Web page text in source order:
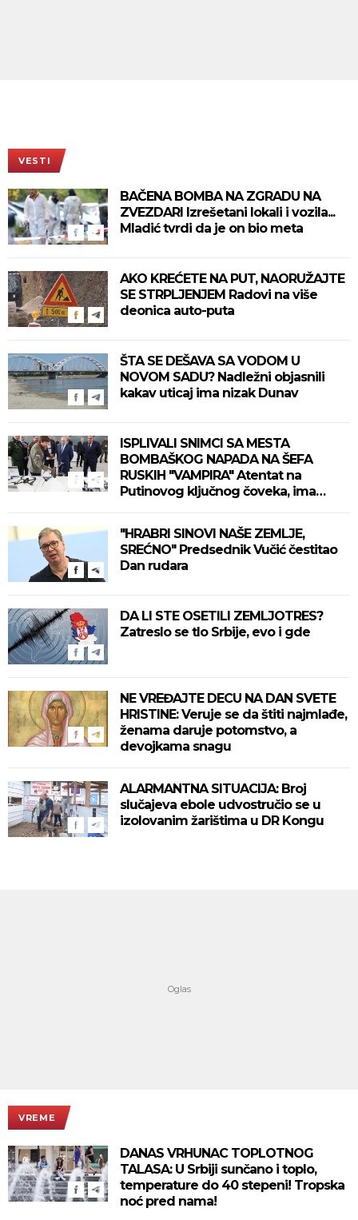
VESTI
BAČENA BOMBA NA ZGRADU NA
ZVEZDARI Izrešetani lokali i vozila...
Mladić tvrdi da je on bio meta
AKO KREĆETE NA PUT, NAORUŽAJTE
SE STRPLJENJEM Radovi na više
deonica auto-puta
ŠTA SE DEŠAVA SA VODOM U
NOVOM SADU? Nadležni objasnili
kakav uticaj ima nizak Dunav
ISPLIVALI SNIMCI SA MESTA
BOMBAŠKOG NAPADA NA ŠEFA
RUSKIH "VAMPIRA" Atentat na
Putinovog ključnog čoveka, ima
"HRABRI SINOVI NAŠE ZEMLJE,
SREĆNO" Predsednik Vučić čestitao
Dan rudara
DA LI STE OSETILI ZEMLJOTRES?
Zatreslo se tlo Srbije, evo i gde
NE VREĐAJTE DECU NA DAN SVETE
HRISTINE: Veruje se da štiti najmlađe,
ženama daruje potomstvo, a
devojkama snagu
ALARMANTNA SITUACIJA: Broj
slučajeva ebole udvostručio se u
izolovanim žarištima u DR Kongu
VREME
DANAS VRHUNAC TOPLOTNOG
TALASA: U Srbiji sunčano i toplo,
temperature do 40 stepeni! Tropska
noć pred nama!